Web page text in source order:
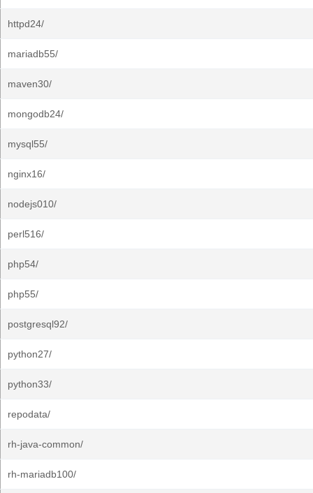
httpd24/
mariadb55/
maven30/
mongodb24/
mysql55/
nginx16/
nodejs010/
perl516/
php54/
php55/
postgresql92/
python27/
python33/
repodata/
rh-java-common/
rh-mariadb100/